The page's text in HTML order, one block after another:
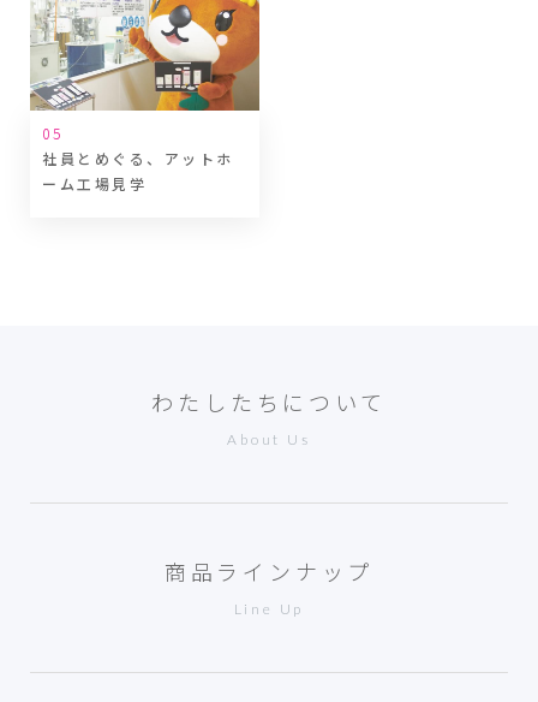
社員とめぐる、 アットホ
ーム工場見学
わたしたちについて
About Us
商品ラインナップ
Line Up